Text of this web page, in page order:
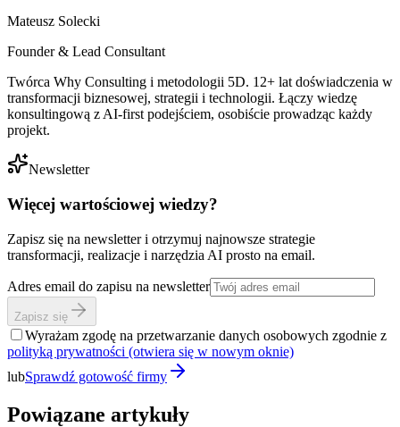
Mateusz Solecki
Founder & Lead Consultant
Twórca Why Consulting i metodologii 5D. 12+ lat doświadczenia w
transformacji biznesowej, strategii i technologii. Łączy wiedzę
konsultingową z AI-first podejściem, osobiście prowadząc każdy
projekt.
Newsletter
Więcej wartościowej wiedzy?
Zapisz się na newsletter i otrzymuj najnowsze strategie
transformacji, realizacje i narzędzia AI prosto na email.
Adres email do zapisu na newsletter
Zapisz się
Wyrażam zgodę na przetwarzanie danych osobowych zgodnie z
polityką prywatności (otwiera się w nowym oknie)
lubSprawdź gotowość firmy
Powiązane artykuły